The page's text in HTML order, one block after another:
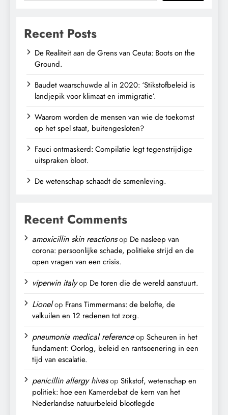
Recent Posts
De Realiteit aan de Grens van Ceuta: Boots on the
Ground.
Baudet waarschuwde al in 2020: ‘Stikstofbeleid is
landjepik voor klimaat en immigratie’.
Waarom worden de mensen van wie de toekomst
op het spel staat, buitengesloten?
Fauci ontmaskerd: Compilatie legt tegenstrijdige
uitspraken bloot.
De wetenschap schaadt de samenleving.
Recent Comments
amoxicillin skin reactionsop De nasleep van
corona: persoonlijke schade, politieke strijd en de
open vragen van een crisis.
viperwin italyop De toren die de wereld aanstuurt.
Lionelop Frans Timmermans: de belofte, de
valkuilen en 12 redenen tot zorg.
pneumonia medical referenceop Scheuren in het
fundament: Oorlog, beleid en rantsoenering in een
tijd van escalatie.
penicillin allergy hivesop Stikstof, wetenschap en
politiek: hoe een Kamerdebat de kern van het
Nederlandse natuurbeleid blootlegde